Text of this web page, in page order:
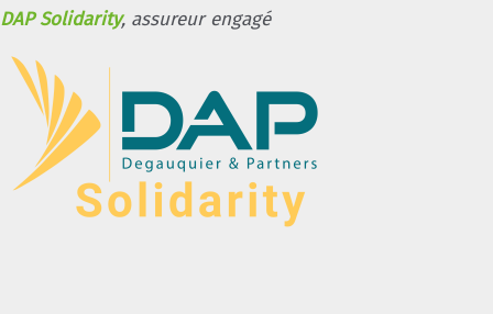
DAP Solidarity, assureur engagé